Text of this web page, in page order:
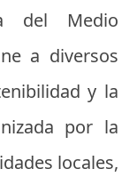
del Medio
a diversos
y la
por la
locales,